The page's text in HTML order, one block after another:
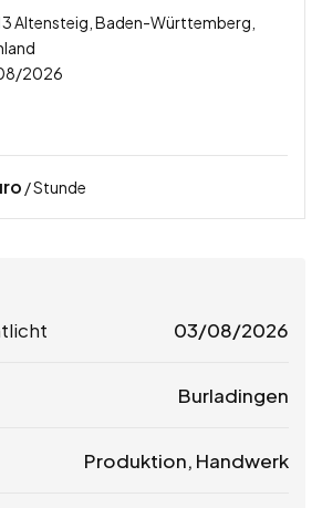
Altensteig, Baden-Württemberg,
2026
/ Stunde
03/08/2026
Burladingen
Produktion, Handwerk